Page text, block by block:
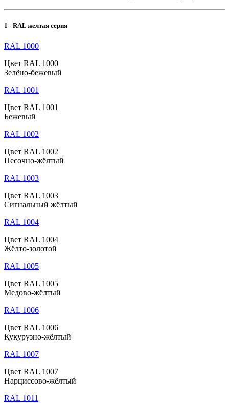
1 - RAL желтая серия
RAL 1000
Цвет RAL 1000
Зелёно-бежевый
RAL 1001
Цвет RAL 1001
Бежевый
RAL 1002
Цвет RAL 1002
Песочно-жёлтый
RAL 1003
Цвет RAL 1003
Сигнальный жёлтый
RAL 1004
Цвет RAL 1004
Жёлто-золотой
RAL 1005
Цвет RAL 1005
Медово-жёлтый
RAL 1006
Цвет RAL 1006
Кукурузно-жёлтый
RAL 1007
Цвет RAL 1007
Нарциссово-жёлтый
RAL 1011